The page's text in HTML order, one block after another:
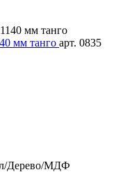
мм танго арт. 0835
Дерево/МДФ